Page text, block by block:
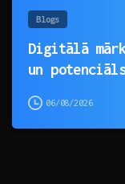
Blogs
Digitālā
un
06/08/2026